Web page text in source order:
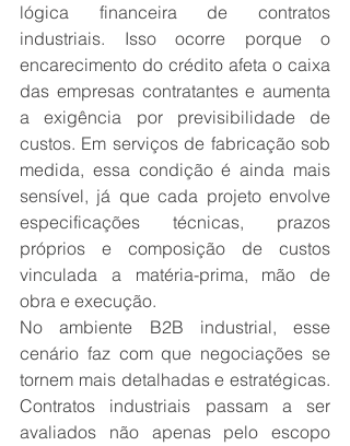
lógica financeira de contratos
industriais. Isso ocorre porque o
encarecimento do crédito afeta o caixa
das empresas contratantes e aumenta
a exigência por previsibilidade de
custos. Em serviços de fabricação sob
medida, essa condição é ainda mais
sensível, já que cada projeto envolve
especificações técnicas, prazos
próprios e composição de custos
vinculada a matéria-prima, mão de
obra e execução.
No ambiente B2B industrial, esse
cenário faz com que negociações se
tornem mais detalhadas e estratégicas.
Contratos industriais passam a ser
avaliados não apenas pelo escopo